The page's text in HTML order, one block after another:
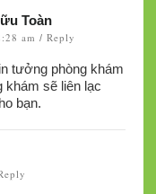
Toàn
am / Reply
tưởng phòng khám
khám sẽ liên lạc
bạn.